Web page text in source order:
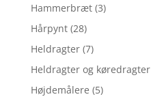
Hammerbræt (3)
Hårpynt (28)
Heldragter (7)
Heldragter og køredragter
Højdemålere (5)